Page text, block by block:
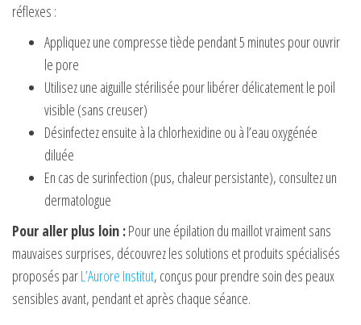
réflexes :
Appliquez une compresse tiède pendant 5 minutes pour ouvrir
le pore
Utilisez une aiguille stérilisée pour libérer délicatement le poil
visible (sans creuser)
Désinfectez ensuite à la chlorhexidine ou à l’eau oxygénée
diluée
En cas de surinfection (pus, chaleur persistante), consultez un
dermatologue
Pour aller plus loin :Pour une épilation du maillot vraiment sans
mauvaises surprises, découvrez les solutions et produits spécialisés
proposés parL’Aurore Institut, conçus pour prendre soin des peaux
sensibles avant, pendant et après chaque séance.